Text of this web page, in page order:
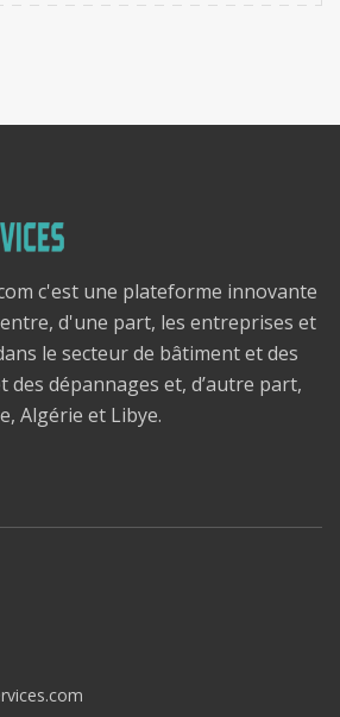
c'est une plateforme innovante
d'une part, les entreprises et
le secteur de bâtiment et des
des dépannages et, d’autre part,
Algérie et Libye.